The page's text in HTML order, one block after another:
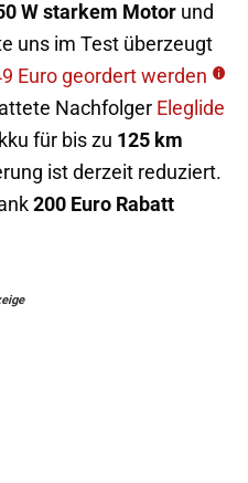
W starkem Motor und
uns im Test überzeugt
Euro geordert werden
Nachfolger Eleglide
für bis zu 125 km
ist derzeit reduziert.
200 Euro Rabatt